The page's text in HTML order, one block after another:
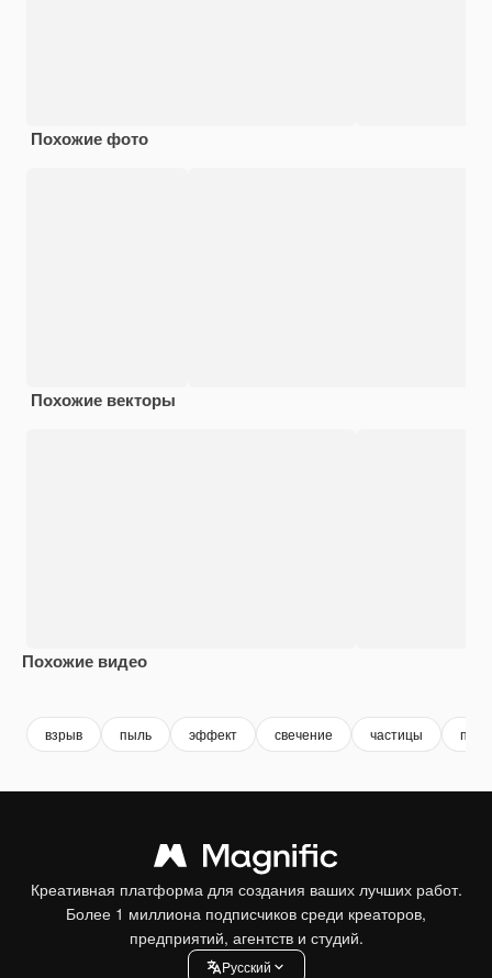
Похожие фото
Похожие векторы
Похожие видео
взрыв пыль эффект свечение частицы
Креативная платформа для создания ваших лучших работ.
Более 1 миллиона подписчиков среди креаторов,
предприятий, агентств и студий.
Pусский